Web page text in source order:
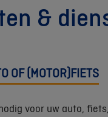
&
OF (MOTOR)FIETS
voor uw auto,